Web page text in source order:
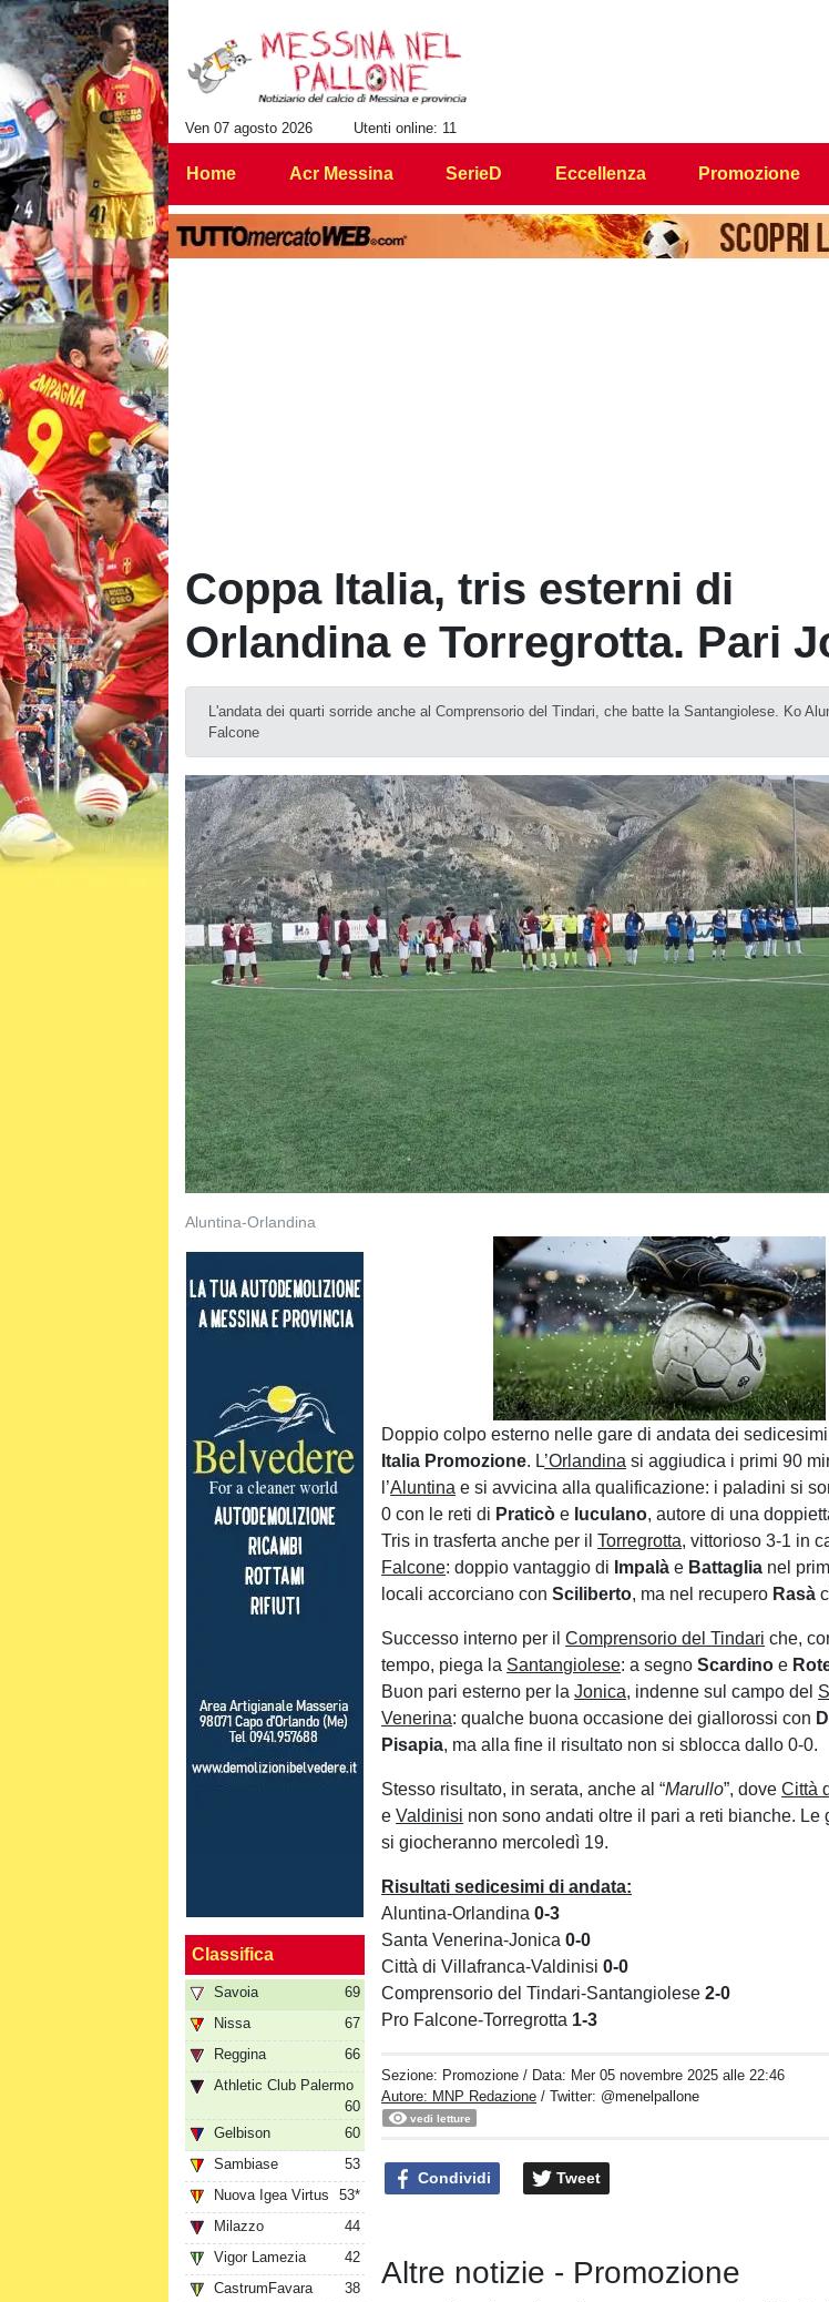
Ven 07 agosto 2026 Utenti online: 11
Home Acr Messina SerieD Eccellenza Promozione
Coppa Italia, tris esterni di
Orlandina e Torregrotta. Pari
L'andata dei quarti sorride anche al Comprensorio del Tindari, che batte la Santangiolese. Ko
Falcone
Aluntina-Orlandina
Classifica
Savoia
69
Nissa
67
Reggina
66
Athletic Club Palermo
60
Gelbison
60
Sambiase
53
Nuova Igea Virtus
53*
Milazzo
44
Vigor Lamezia
42
CastrumFavara
38
Unmute
Loaded:
100.00%
Doppio colpo esterno nelle gare di andata dei
Italia Promozione. L’Orlandina si aggiudica i primi 90
l’Aluntina e si avvicina alla qualificazione: i paladini si
0 con le reti di Praticòe Iuculano, autore di una
Tris in trasferta anche per ilTorregrotta, vittorioso 3-1 in
Falcone: doppio vantaggio di Impalàe Battaglia nel
locali accorciano conSciliberto, ma nel recupero Rasà
Successo interno per ilComprensorio del Tindari che,
tempo, piega la Santangiolese: a segnoScardinoe
Buon pari esterno per laJonica, indenne sul campo del
Venerina: qualche buona occasione dei giallorossi con
Pisapia, ma alla fine il risultato non si sblocca dallo 0-0.
Stesso risultato, in serata, anche al “Marullo”, doveCittà
eValdinisi non sono andati oltre il pari a reti bianche. Le
si giocheranno mercoledì 19.
Risultati sedicesimi di andata:
Aluntina-Orlandina0-3
Santa Venerina-Jonica0-0
Città di Villafranca-Valdinisi0-0
Comprensorio del Tindari-Santangiolese2-0
Pro Falcone-Torregrotta 1-3
Sezione: Promozione / Data: Mer 05 novembre 2025 alle 22:46
Autore: MNP Redazione / Twitter: @menelpallone
vedi letture
Condividi Tweet
Altre notizie - Promozione